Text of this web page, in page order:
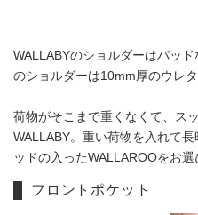
WALLABYのショルダーはパッ
のショルダーは10mm厚のウレ
荷物がそこまで重くなくて、ス
WALLABY。重い荷物を入れて
ッドの入ったWALLAROOをお
フロントポケット